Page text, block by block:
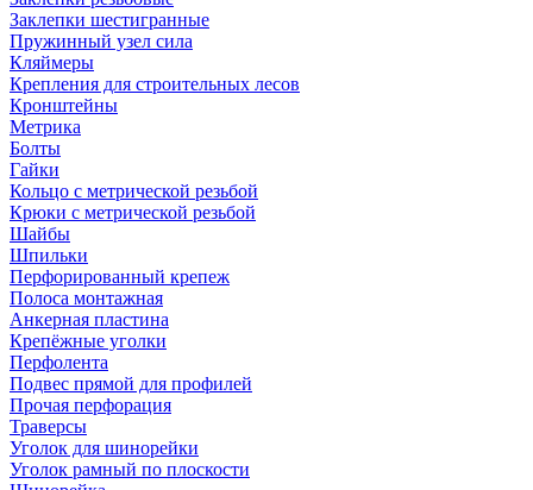
Заклепки шестигранные
Пружинный узел сила
Кляймеры
Крепления для строительных лесов
Кронштейны
Метрика
Болты
Гайки
Кольцо с метрической резьбой
Крюки с метрической резьбой
Шайбы
Шпильки
Перфорированный крепеж
Полоса монтажная
Анкерная пластина
Крепёжные уголки
Перфолента
Подвес прямой для профилей
Прочая перфорация
Траверсы
Уголок для шинорейки
Уголок рамный по плоскости